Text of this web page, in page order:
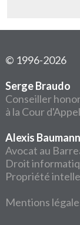
© 1996-2026
Serge Braudo
Conseiller
à la Cour
Alexis Baumann
Avocat au
Droit
Propriété
Mentions